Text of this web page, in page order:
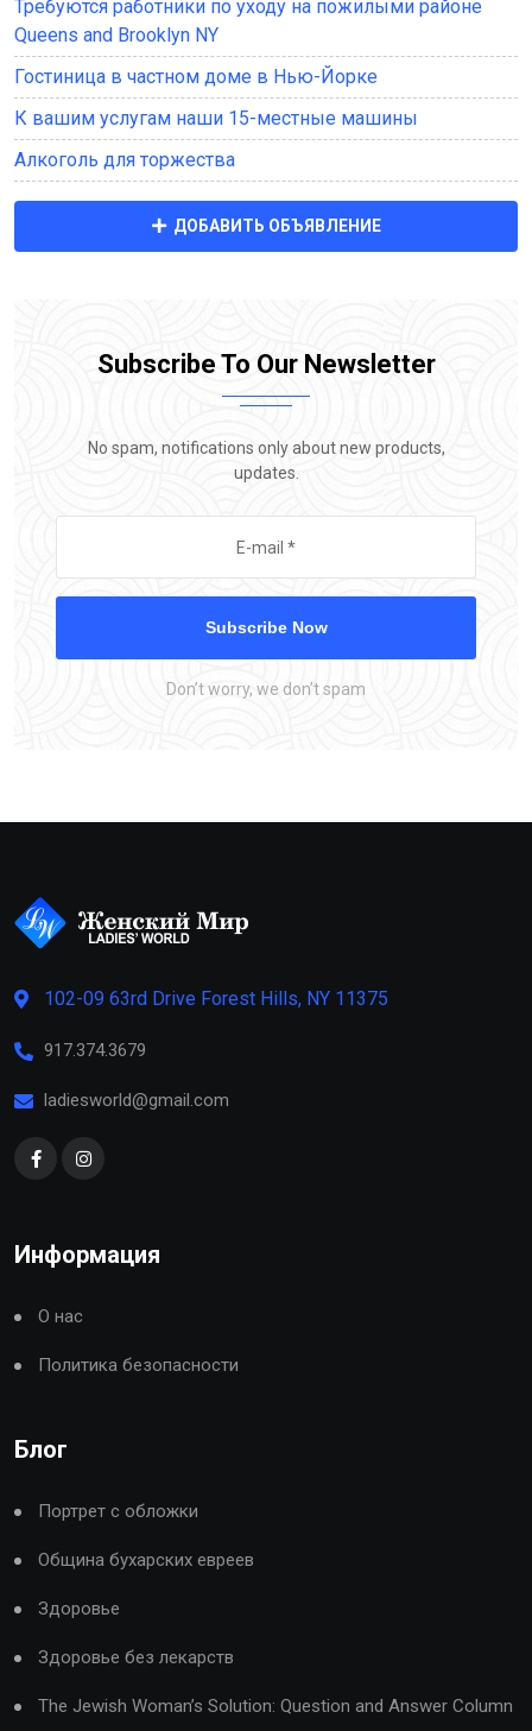
Требуются работники по уходу на пожилыми районе
Queens and Brooklyn NY
Гостиница в частном доме в Нью-Йорке
К вашим услугам наши 15-местные машины
Алкоголь для торжества
ДОБАВИТЬ ОБЪЯВЛЕНИЕ
Subscribe To Our Newsletter
No spam, notifications only about new products,
updates.
Subscribe Now
Don’t worry, we don’t spam
102-09 63rd Drive Forest Hills, NY 11375
917.374.3679
ladiesworld@gmail.com
Информация
О нас
Политика безопасности
Блог
Портрет с обложки
Община бухарских евреев
Здоровье
Здоровье без лекарств
The Jewish Woman’s Solution: Question and Answer Column